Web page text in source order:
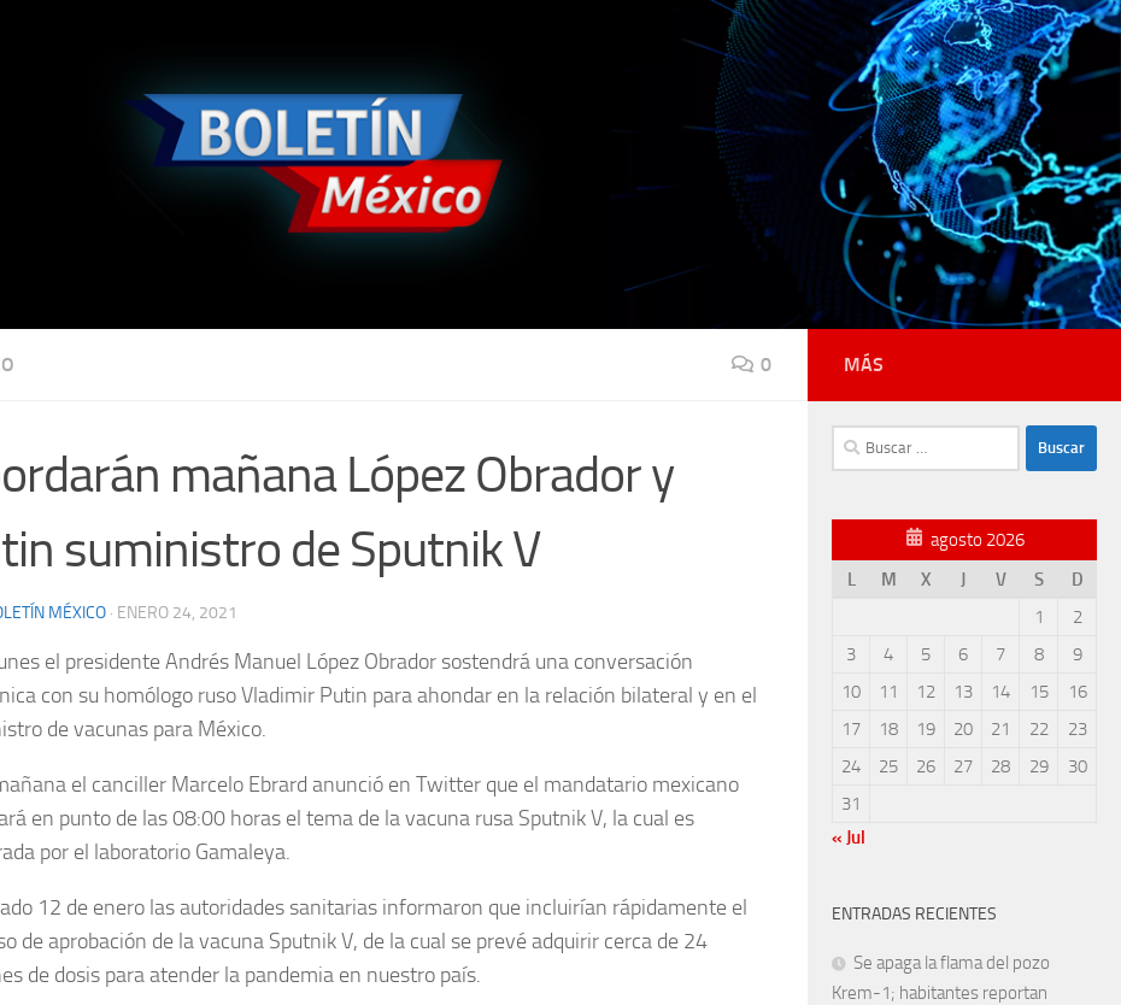
0
mañana López Obrador y
suministro de Sputnik V
MÉXICO · ENERO 24, 2021
el presidente Andrés Manuel López Obrador sostendrá una conversación
con su homólogo ruso Vladimir Putin para ahondar en la relación bilateral y en el
de vacunas para México.
el canciller Marcelo Ebrard anunció en Twitter que el mandatario mexicano
en punto de las 08:00 horas el tema de la vacuna rusa Sputnik V, la cual es
por el laboratorio Gamaleya.
12 de enero las autoridades sanitarias informaron que incluirían rápidamente el
de aprobación de la vacuna Sputnik V, de la cual se prevé adquirir cerca de 24
de dosis para atender la pandemia en nuestro país.
MÁS
Buscar:
agosto 2026
L
M X J V S
D
1
2
3
4 5 6 7 8
9
10
11 12 13 14 15
16
17
18 19 20 21 22
23
24
25 26 27 28 29
30
31
« Jul
ENTRADAS RECIENTES
Se apaga la flama del pozo
Krem-1; habitantes reportan